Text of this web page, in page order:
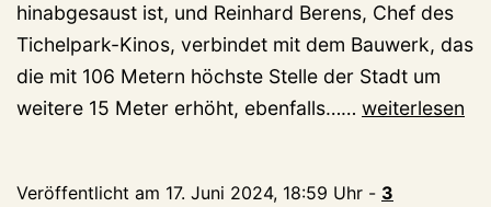
hinabgesaust ist, und Reinhard Berens, Chef des
Tichelpark-Kinos, verbindet mit dem Bauwerk, das
die mit 106 Metern höchste Stelle der Stadt um
weitere 15 Meter erhöht, ebenfalls…… 11
und
weiterlesen
Veröffentlicht am 17. Juni 2024, 18:59 Uhr - 3